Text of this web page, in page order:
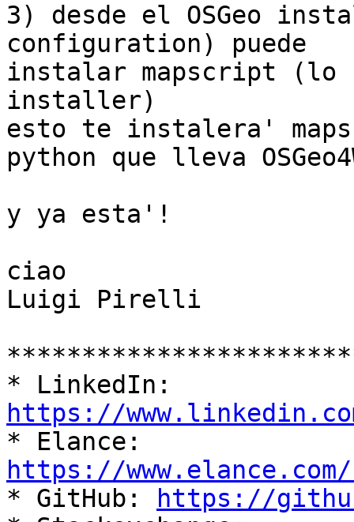
3) desde el OSGeo
configuration) puede
instalar mapscript (lo
installer)
esto te instalera'
python que lleva
y ya esta'!
ciao
Luigi Pirelli
https://
https://
* GitHub:
https://